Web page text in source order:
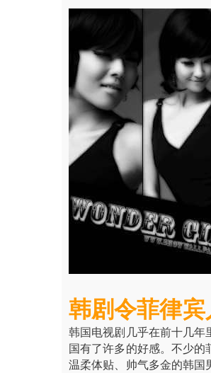
韩剧令菲律宾
韩国电视剧几乎在前十几
国有了许多的好感。不少
温柔体贴、帅气多金的韩国